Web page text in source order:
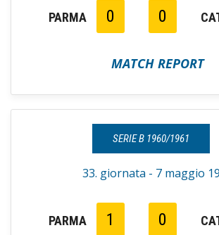
PARMA 0 0
MATCH REPORT
SERIE B 1960/1961
33. giornata - 7 maggio
PARMA 1 0